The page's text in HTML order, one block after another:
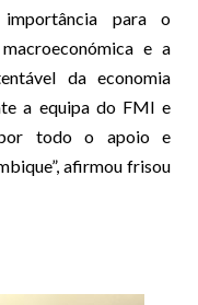
para o
e a
da economia
a equipa do FMI e
por todo o apoio e
afirmou frisou